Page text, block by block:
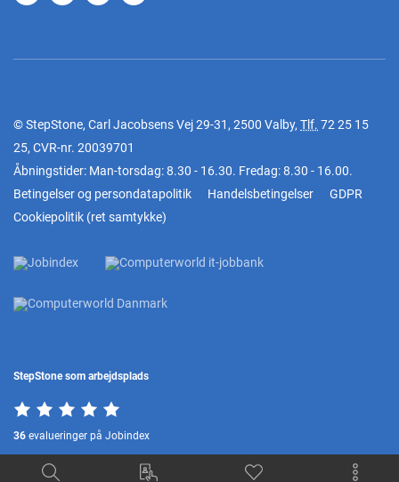
© StepStone, Carl Jacobsens Vej 29-31, 2500 Valby, Tlf. 72 25 15
25, CVR-nr. 20039701
Åbningstider: Man-torsdag: 8.30 - 16.30. Fredag: 8.30 - 16.00.
Betingelser og persondatapolitik
Handelsbetingelser
GDPR
Cookiepolitik (ret samtykke)
StepStone som arbejdsplads
36 evalueringer på Jobindex